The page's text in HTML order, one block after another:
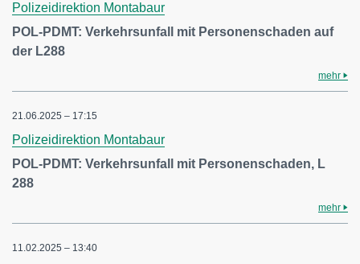
Polizeidirektion Montabaur
POL-PDMT: Verkehrsunfall mit Personenschaden auf
der L288
mehr
21.06.2025 – 17:15
Polizeidirektion Montabaur
POL-PDMT: Verkehrsunfall mit Personenschaden, L
288
mehr
11.02.2025 – 13:40